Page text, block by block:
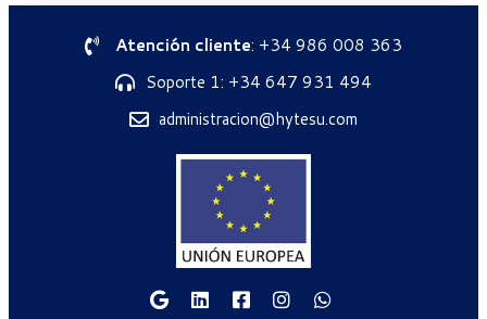
Atención cliente: +34 986 008 363
Soporte 1: +34 647 931 494
administracion@hytesu.com